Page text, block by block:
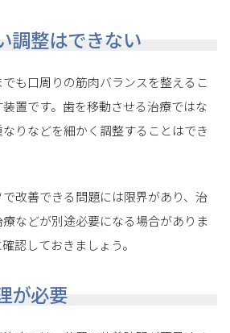
調整はできない
も口周りの筋肉バランスを整えるこ
置です。歯を移動させる治療ではな
りなどを細かく調整することはでき
改善できる問題には限界があり、治
などが別途必要になる場合がありま
認しておきましょう。
が必要